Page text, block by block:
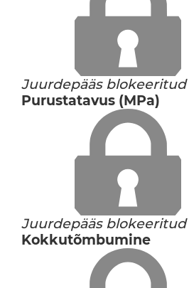
Juurdepääs blokeeritud
Purustatavus (MPa)
Juurdepääs blokeeritud
Kokkutõmbumine